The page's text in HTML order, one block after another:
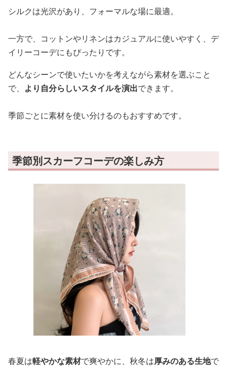
シルクは光沢があり、フォーマルな場に最適。
一方で、コットンやリネンはカジュアルに使いやすく、デ
イリーコーデにもぴったりです。
どんなシーンで使いたいかを考えながら素材を選ぶこと
で、 より自分らしいスタイルを演出できます。
季節ごとに素材を使い分けるのもおすすめです。
季節別スカーフコーデの楽しみ方
春夏は軽やかな素材で爽やかに、秋冬は厚みのある生地で